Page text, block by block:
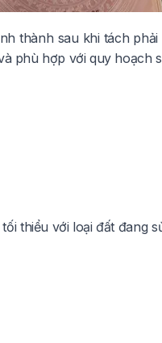
thành sau khi tách
phù hợp với quy hoạch
thiểu với loại đất đang